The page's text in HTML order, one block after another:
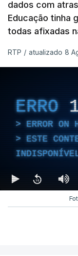
dados com
Educação tinha
todas afixadas
RTP / atualizado 8
ERRO
ERROR ON
ESTE